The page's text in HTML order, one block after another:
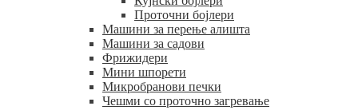
Проточни бојлери
Машини за перење алишта
Машини за садови
Фрижидери
Мини шпорети
Микробранови печки
Чешми со проточно загревање